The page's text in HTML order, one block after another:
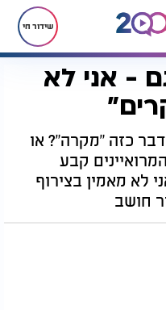
שידור חי
- אני לא
כזה "מקרה"? או
קבע
לא מאמין בצירוף
חושב